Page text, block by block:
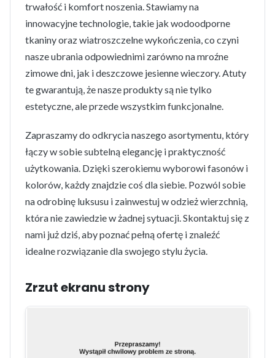
trwałość i komfort noszenia. Stawiamy na
innowacyjne technologie, takie jak wodoodporne
tkaniny oraz wiatroszczelne wykończenia, co czyni
nasze ubrania odpowiednimi zarówno na mroźne
zimowe dni, jak i deszczowe jesienne wieczory. Atuty
te gwarantują, że nasze produkty są nie tylko
estetyczne, ale przede wszystkim funkcjonalne.
Zapraszamy do odkrycia naszego asortymentu, który
łączy w sobie subtelną elegancję i praktyczność
użytkowania. Dzięki szerokiemu wyborowi fasonów i
kolorów, każdy znajdzie coś dla siebie. Pozwól sobie
na odrobinę luksusu i zainwestuj w odzież wierzchnią,
która nie zawiedzie w żadnej sytuacji. Skontaktuj się z
nami już dziś, aby poznać pełną ofertę i znaleźć
idealne rozwiązanie dla swojego stylu życia.
Zrzut ekranu strony